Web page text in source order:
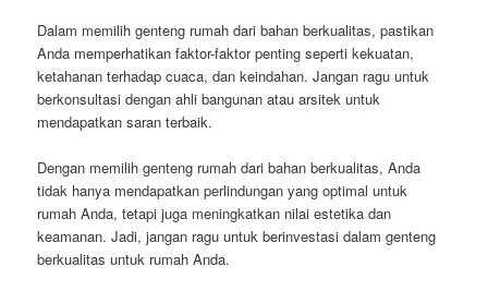
Dalam memilih genteng rumah dari bahan berkualitas, pastikan
Anda memperhatikan faktor-faktor penting seperti kekuatan,
ketahanan terhadap cuaca, dan keindahan. Jangan ragu untuk
berkonsultasi dengan ahli bangunan atau arsitek untuk
mendapatkan saran terbaik.
Dengan memilih genteng rumah dari bahan berkualitas, Anda
tidak hanya mendapatkan perlindungan yang optimal untuk
rumah Anda, tetapi juga meningkatkan nilai estetika dan
keamanan. Jadi, jangan ragu untuk berinvestasi dalam genteng
berkualitas untuk rumah Anda.